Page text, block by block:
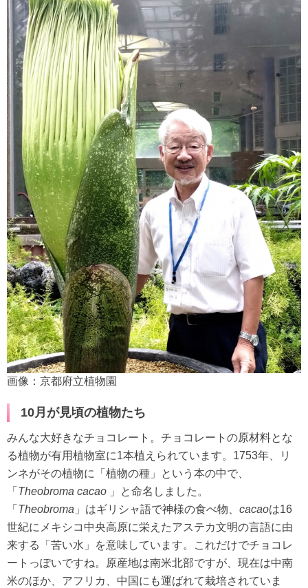
画像：京都府立植物園
10月が見頃の植物たち
みんな大好きなチョコレート。チョコレートの原材料とな
る植物が有用植物室に1本植えられています。1753年、リ
ンネがその植物に「植物の種」という本の中で、
「 Theobroma cacao 」と命名しました。
「 Theobroma 」はギリシャ語で神様の食べ物、 cacaoは16
世紀にメキシコ中央高原に栄えたアステカ文明の言語に由
来する「苦い水」を意味しています。これだけでチョコレ
ートっぽいですね。原産地は南米北部ですが、現在は中南
米のほか、アフリカ、中国にも運ばれて栽培されていま